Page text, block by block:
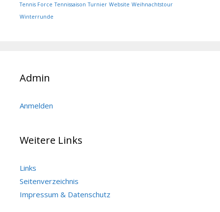
Tennis Force Tennissaison Turnier Website Weihnachtstour
Winterrunde
Admin
Anmelden
Weitere Links
Links
Seitenverzeichnis
Impressum & Datenschutz